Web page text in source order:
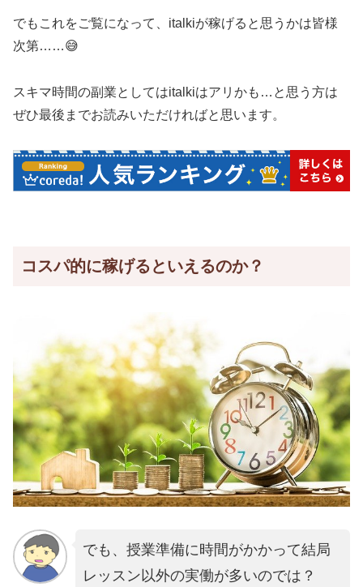
でもこれをご覧になって、italkiが稼げると思うかは皆様
次第……😅
スキマ時間の副業としてはitalkiはアリかも…と思う方は
ぜひ最後までお読みいただければと思います。
コスパ的に稼げるといえるのか？
でも、授業準備に時間がかかって結局
レッスン以外の実働が多いのでは？